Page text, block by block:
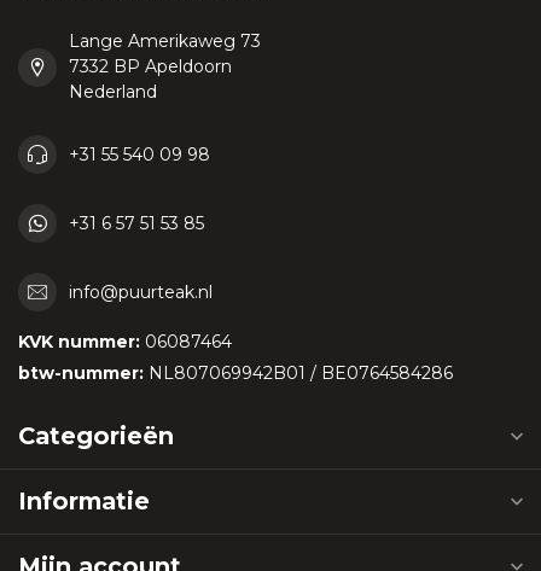
Lange Amerikaweg 73
7332 BP Apeldoorn
Nederland
+31 55 540 09 98
+31 6 57 51 53 85
info@puurteak.nl
KVK nummer: 06087464
btw-nummer: NL807069942B01 / BE0764584286
Categorieën
Informatie